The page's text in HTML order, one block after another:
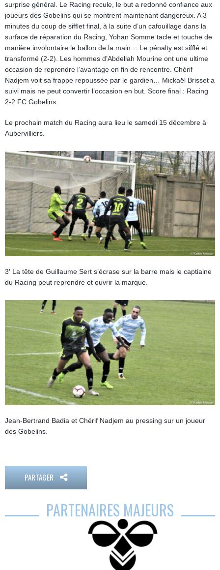
surprise général. Le Racing recule, le but a redonné confiance aux
joueurs des Gobelins qui se montrent maintenant dangereux. A 3
minutes du coup de sifflet final, à la suite d’un cafouillage dans la
surface de réparation du Racing, Yohan Somme tacle et touche de
manière involontaire le ballon de la main… Le pénalty est sifflé et
transformé (2-2). Les hommes d’Abdellah Mourine ont une ultime
occasion de reprendre l’avantage en fin de rencontre. Chérif
Nadjem voit sa frappe repoussée par le gardien… Mickaël Brisset a
suivi mais ne peut convertir l’occasion en but. Score final : Racing
2-2 FC Gobelins.
Le prochain match du Racing aura lieu le samedi 15 décembre à
Aubervilliers.
3′ La tête de Guillaume Sert s’écrase sur la barre mais le captiaine
du Racing peut reprendre et ouvrir la marque.
Jean-Bertrand Badia et Chérif Nadjem au pressing sur un joueur
des Gobelins.
PARTAGER
PARTENAIRES MAJEURS